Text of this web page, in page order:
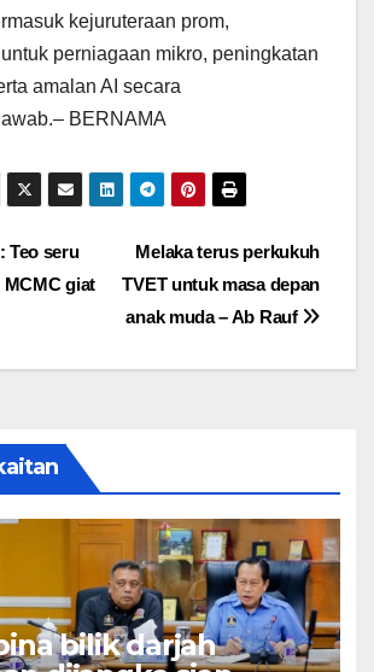
kejuruteraan prom,
perniagaan mikro, peningkatan
amalan AI secara
BERNAMA
Melaka terus perkukuh
TVET untuk masa depan
anak muda – Ab Rauf
Teo seru
MCMC giat
bilik darjah